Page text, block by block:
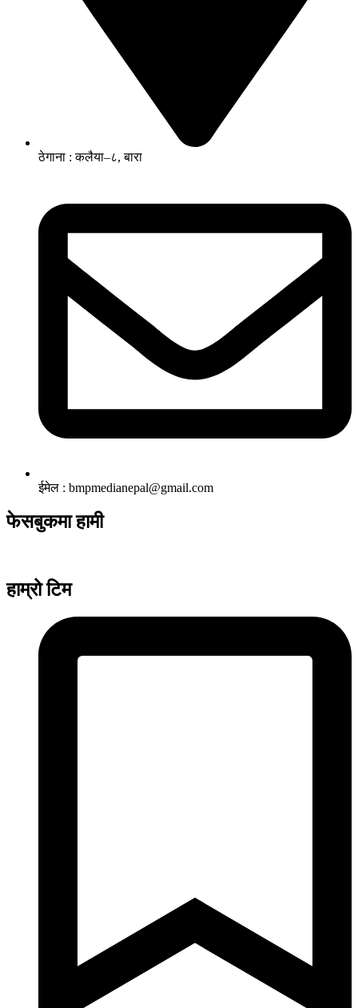
ठेगाना : कलैया–८, बारा
ईमेल : bmpmedianepal@gmail.com
फेसबुकमा हामी
हाम्रो टिम